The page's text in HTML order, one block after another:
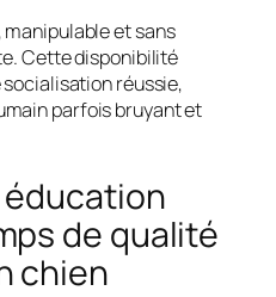
manipulable et sans
Cette disponibilité
socialisation réussie,
parfois bruyant et
de qualité
chien